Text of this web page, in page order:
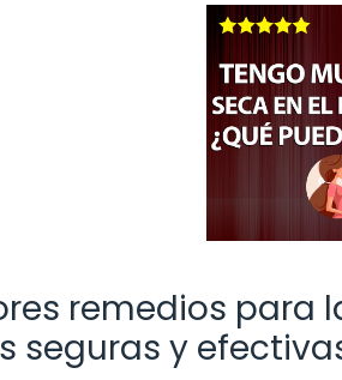
remedios para
seguras y